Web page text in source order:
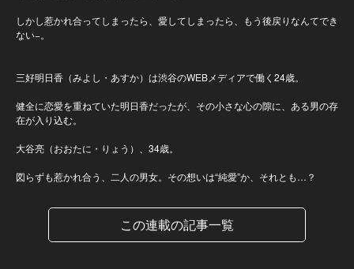
しかし惹かれ合ってしまったら、愛してしまったら、もう後戻りなんてでき
ない−。
三好明日香（みよし・あすか）は渋谷のWEBメディアで働く24歳。
健全に恋愛を重ねていた明日香だったが、その小さな心の隙に、ある男の存
在が入り込む。
大谷亮（おおたに・りょう）、34歳。
図らずも惹かれ合う、二人の男女。その想いは“純愛”か、それとも…？
この連載の記事一覧